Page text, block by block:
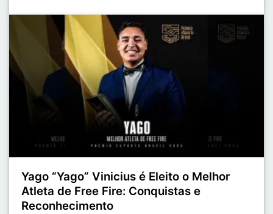
Yago “Yago” Vinicius é Eleito o Melhor
Atleta de Free Fire: Conquistas e
Reconhecimento